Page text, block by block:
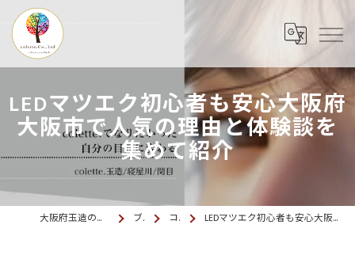
LEDマツエク初心者も安心大阪府
大阪市で人気の理由と体験談を
集めて紹介
大阪府玉造のマツエクならcolette. 玉造 ブログ コラム LEDマツエク初心者も安心大阪府大阪市で人気の理由と体験談を集めて紹介